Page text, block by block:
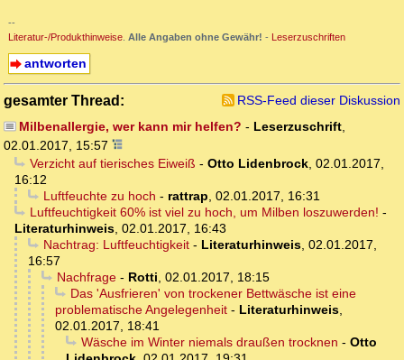
--
Literatur-/Produkthinweise. Alle Angaben ohne Gewähr! - Leserzuschriften
antworten
gesamter Thread:
RSS-Feed dieser Diskussion
Milbenallergie, wer kann mir helfen? - Leserzuschrift,
02.01.2017, 15:57
Verzicht auf tierisches Eiweiß - Otto Lidenbrock, 02.01.2017,
16:12
Luftfeuchte zu hoch - rattrap, 02.01.2017, 16:31
Luftfeuchtigkeit 60% ist viel zu hoch, um Milben loszuwerden! -
Literaturhinweis, 02.01.2017, 16:43
Nachtrag: Luftfeuchtigkeit- Literaturhinweis, 02.01.2017,
16:57
Nachfrage- Rotti, 02.01.2017, 18:15
Das 'Ausfrieren' von trockener Bettwäsche ist eine
problematische Angelegenheit - Literaturhinweis,
02.01.2017, 18:41
Wäsche im Winter niemals draußen trocknen - Otto